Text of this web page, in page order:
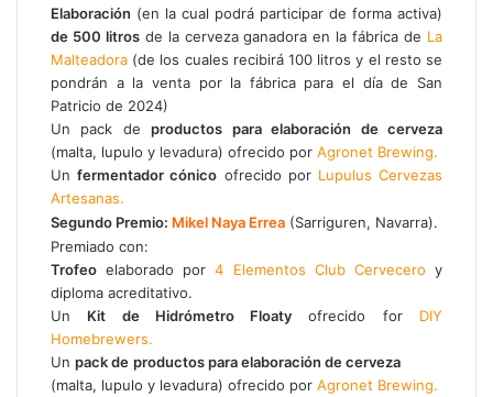
Elaboración (en la cual podrá participar de forma activa)
de 500 litrosde la cerveza ganadora en la fábrica de La
Malteadora (de los cuales recibirá 100 litros y el resto se
pondrán a la venta por la fábrica para el día de San
Patricio de 2024)
Un pack deproductos para elaboración de cerveza
(malta, lupulo y levadura) ofrecido por Agronet Brewing.
Unfermentador cónico ofrecido por Lupulus Cervezas
Artesanas.
Segundo Premio: Mikel Naya Errea (Sarriguren, Navarra).
Premiado con:
Trofeo elaborado por4 Elementos Club Cerveceroy
diploma acreditativo.
Un Kit de Hidrómetro Floaty ofrecido for DIY
Homebrewers.
Un pack de productos para elaboración de cerveza
(malta, lupulo y levadura) ofrecido por Agronet Brewing.